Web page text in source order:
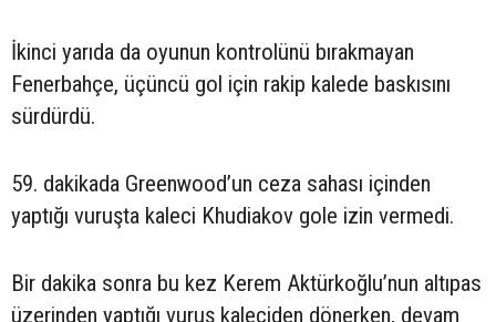
İkinci yarıda da oyunun kontrolünü bırakmayan
Fenerbahçe, üçüncü gol için rakip kalede baskısını
sürdürdü.
59. dakikada Greenwood’un ceza sahası içinden
yaptığı vuruşta kaleci Khudiakov gole izin vermedi.
Bir dakika sonra bu kez Kerem Aktürkoğlu’nun altıpas
üzerinden yaptığı vuruş kaleciden dönerken, devam